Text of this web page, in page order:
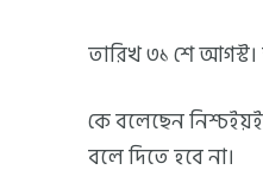
তারিখ ৩১ শে আগস্ট।
কে বলেছেন
বলে দিতে হবে না।